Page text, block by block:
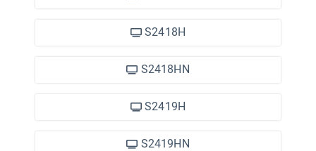
S2418H
S2418HN
S2419H
S2419HN